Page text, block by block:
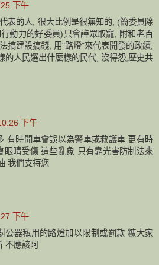
下午
表的人, 很大比例是很無知的, (簡委員除
動力的好委員)只會譁眾取寵, 附和老百
搞建設搞錢, 用"路燈"來代表開發的政績,
的人民選出什麼樣的民代, 沒得怨,歷史共
下午
有時開車會誤以為警車或救護車 更有時
眼睛受傷 這些亂象 只有靠光害防制法來
我們支持您
下午
公器私用的路燈加以限制或罰款 糠大家
不應該阿